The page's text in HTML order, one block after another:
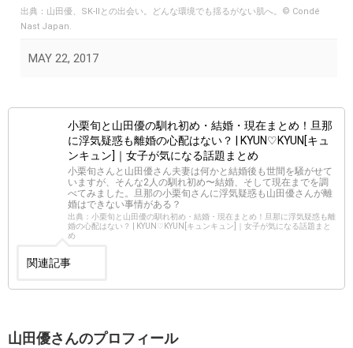
出典： 山田優、SK-IIとの出会い。どんな環境でも揺るがない肌へ。© Condé
Nast Japan.
MAY 22, 2017
小栗旬と山田優の馴れ初め・結婚・現在まとめ！旦那
に浮気疑惑も離婚の心配はない？ | KYUN♡KYUN[キュ
ンキュン]｜女子が気になる話題まとめ
小栗旬さんと山田優さん夫妻は何かと結婚後も世間を騒がせて
いますが、そんな2人の馴れ初め〜結婚、そして現在までを調
べてみました。旦那の小栗旬さんに浮気疑惑も山田優さんが離
婚はできない事情がある？
出典：小栗旬と山田優の馴れ初め・結婚・現在まとめ！旦那に浮気疑惑も離
婚の心配はない？ | KYUN♡KYUN[キュンキュン]｜女子が気になる話題まと
め
関連記事
山田優さんのプロフィール